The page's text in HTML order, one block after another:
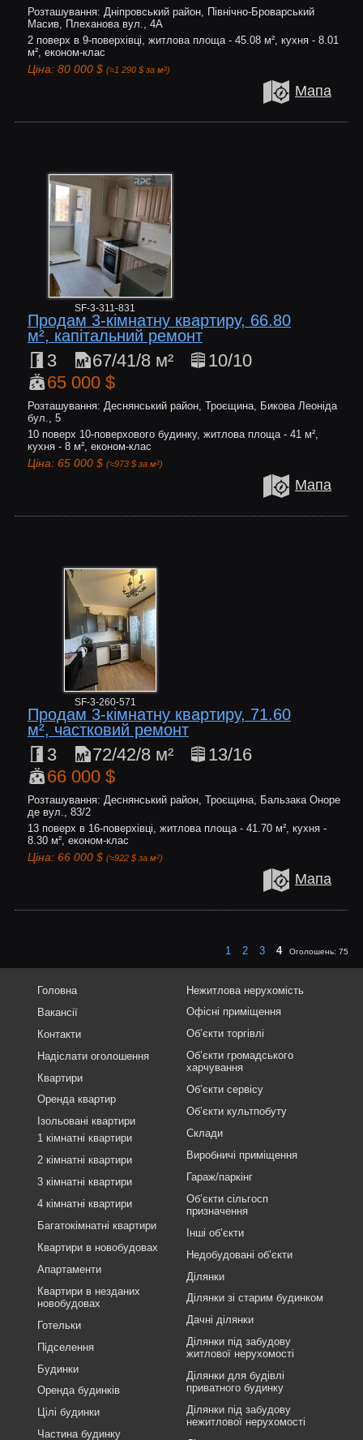
Розташування: Дніпровський район, Північно-Броварський
Масив, Плеханова вул., 4А
2 поверх в 9-поверхівці, житлова площа - 45.08 м², кухня - 8.01
м², економ-клас
Ціна: 80 000 $ (≈1 290 $ за м²)
Мапа
SF-3-311-831
Продам 3-кімнатну квартиру, 66.80
м², капітальний ремонт
3 67/41/8 м²
10/10
65 000 $
Розташування: Деснянський район, Троєщина, Бикова Леоніда
бул., 5
10 поверх 10-поверхового будинку, житлова площа - 41 м²,
кухня - 8 м², економ-клас
Ціна: 65 000 $ (≈973 $ за м²)
Мапа
SF-3-260-571
Продам 3-кімнатну квартиру, 71.60
м², частковий ремонт
3 72/42/8 м²
13/16
66 000 $
Розташування: Деснянський район, Троєщина, Бальзака Оноре
де вул., 83/2
13 поверх в 16-поверхівці, житлова площа - 41.70 м², кухня -
8.30 м², економ-клас
Ціна: 66 000 $ (≈922 $ за м²)
Мапа
1 2 3 4 Оголошень:75
Головна
Вакансії
Контакти
Надіслати оголошення
Квартири
Оренда квартир
Ізольовані квартири
1 кімнатні квартири
2 кімнатні квартири
3 кімнатні квартири
4 кімнатні квартири
Багатокімнатні квартири
Квартири в новобудовах
Апартаменти
Квартири в незданих
новобудовах
Готельки
Підселення
Будинки
Оренда будинків
Цілі будинки
Частина будинку
Нежитлова нерухомість
Офісні приміщення
Об’єкти торгівлі
Об’єкти громадського
харчування
Об’єкти сервісу
Об’єкти культпобуту
Склади
Виробничі приміщення
Гараж/паркінг
Об’єкти сільгосп
призначення
Інші об’єкти
Недобудовані об’єкти
Ділянки
Ділянки зі старим будинком
Дачні ділянки
Ділянки під забудову
житлової нерухомості
Ділянки для будівлі
приватного будинку
Ділянки під забудову
нежитлової нерухомості